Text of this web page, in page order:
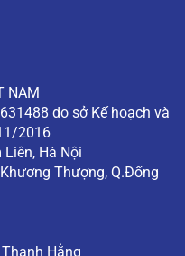
NAM
do sở Kế hoạch và
2016
Hà Nội
Thượng, Q.Đống
Hằng